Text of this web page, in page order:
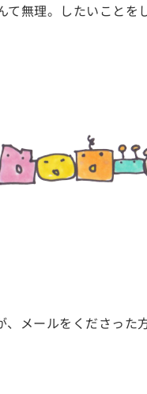
無理。したいことを
メールをくださった